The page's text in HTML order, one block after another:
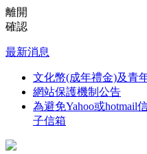
離開
確認
最新消息
文化幣(成年禮金)及青
網站保護機制公告
為避免Yahoo或hotmail
子信箱